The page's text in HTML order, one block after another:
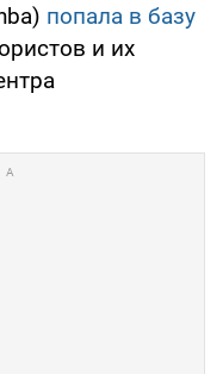
попала в базу
и их